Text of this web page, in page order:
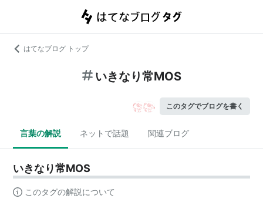
はてなブログ トップ
いきなり常MOS
このタグでブログを書く
言葉の解説 ネットで話題 関連ブログ
いきなり常MOS
このタグの解説について